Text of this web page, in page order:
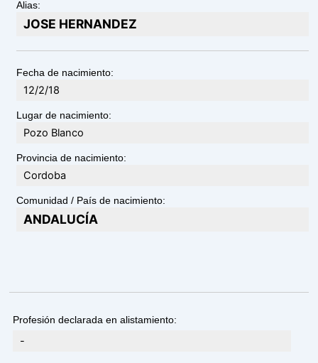
Alias:
JOSE HERNANDEZ
Fecha de nacimiento:
12/2/18
Lugar de nacimiento:
Pozo Blanco
Provincia de nacimiento:
Cordoba
Comunidad / País de nacimiento:
ANDALUCÍA
Profesión declarada en alistamiento:
-